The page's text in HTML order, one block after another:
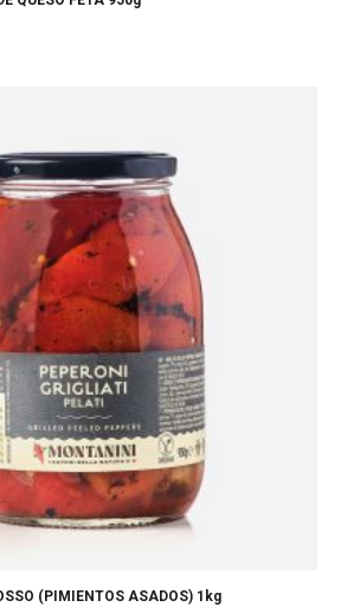
(PIMIENTOS ASADOS) 1kg